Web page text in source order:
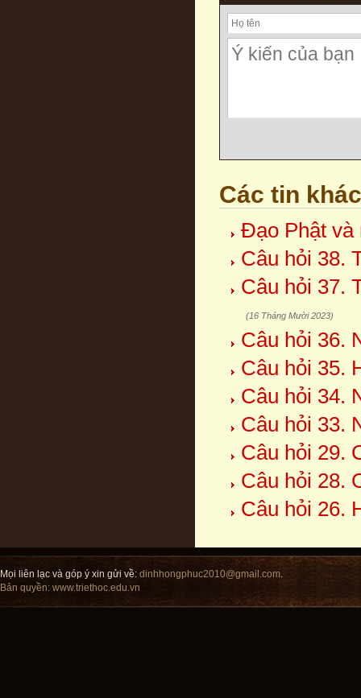
Các tin khác
Đạo Phật và
Câu hỏi 38.
Câu hỏi 37.
(16 Tháng Mười 2023)
Câu hỏi 36.
Câu hỏi 35.
Câu hỏi 34.
Câu hỏi 33.
Câu hỏi 29.
Câu hỏi 28.
Câu hỏi 26.
Mọi liên lạc và góp ý xin gửi về: dinhhongphuc2010@gmail.com.
Bản quyền: www.triethoc.edu.vn